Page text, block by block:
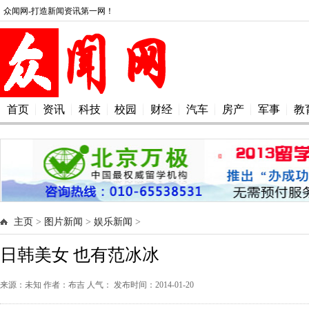
众闻网-打造新闻资讯第一网！
首页 资讯 科技 校园 财经 汽车 房产 军事 教
主页 > 图片新闻 > 娱乐新闻 >
日韩美女 也有范冰冰
来源：未知 作者：布吉 人气： 发布时间：2014-01-20